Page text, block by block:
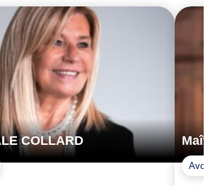
COLLARD